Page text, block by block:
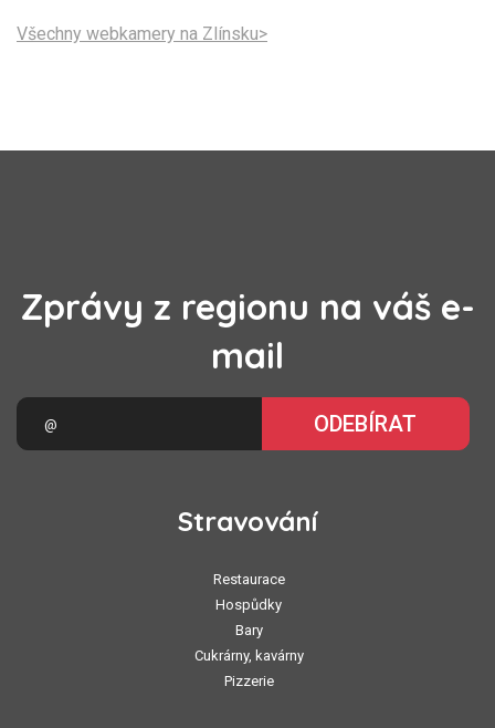
Všechny webkamery na Zlínsku>
Zprávy z regionu na váš e-
mail
ODEBÍRAT
Stravování
Restaurace
Hospůdky
Bary
Cukrárny, kavárny
Pizzerie